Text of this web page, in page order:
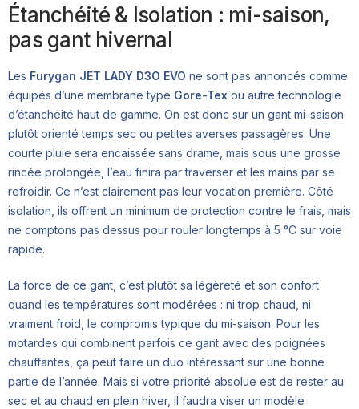
Étanchéité & Isolation : mi-saison,
pas gant hivernal
Les Furygan JET LADY D3O EVO ne sont pas annoncés comme
équipés d’une membrane type Gore-Tex ou autre technologie
d’étanchéité haut de gamme. On est donc sur un gant mi-saison
plutôt orienté temps sec ou petites averses passagères. Une
courte pluie sera encaissée sans drame, mais sous une grosse
rincée prolongée, l’eau finira par traverser et les mains par se
refroidir. Ce n’est clairement pas leur vocation première. Côté
isolation, ils offrent un minimum de protection contre le frais, mais
ne comptons pas dessus pour rouler longtemps à 5 °C sur voie
rapide.
La force de ce gant, c’est plutôt sa légèreté et son confort
quand les températures sont modérées : ni trop chaud, ni
vraiment froid, le compromis typique du mi-saison. Pour les
motardes qui combinent parfois ce gant avec des poignées
chauffantes, ça peut faire un duo intéressant sur une bonne
partie de l’année. Mais si votre priorité absolue est de rester au
sec et au chaud en plein hiver, il faudra viser un modèle